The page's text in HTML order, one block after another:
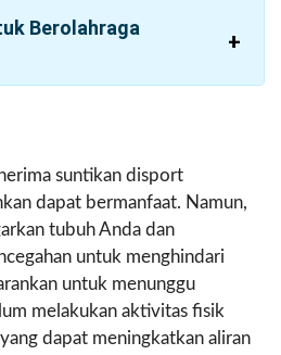
Berolahraga
suntikan disport
dapat bermanfaat. Namun,
tubuh Anda dan
untuk menghindari
untuk menunggu
melakukan aktivitas fisik
dapat meningkatkan aliran